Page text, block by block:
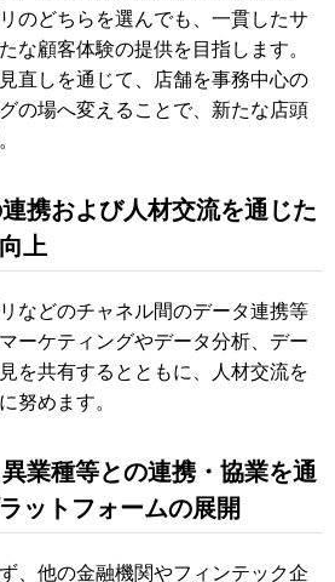
のどちらを選んでも、一貫したサ
な顧客体験の提供を目指します。
直しを通じて、店舗を事務中心の
の場へ変えることで、新たな店頭
携および人材交流を通じた
上
などのチャネル間のデータ連携等
ーケティングやデータ分析、デー
を共有するとともに、人材交流を
努めます。
業種等との連携・協業を通
ットフォームの展開
、他の金融機関やフィンテック企